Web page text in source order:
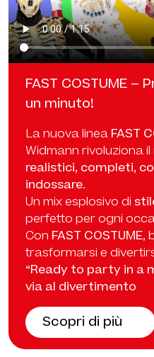
FAST COSTUME
un minuto!
La nuova linea FAST
Widmann rivoluziona
realistici, completi,
indossare.
Un mix esplosivo di
perfetto per ogni
Con FAST COSTUME,
trasformarsi e
“Ready to party in a
via al divertimento
Scopri di più